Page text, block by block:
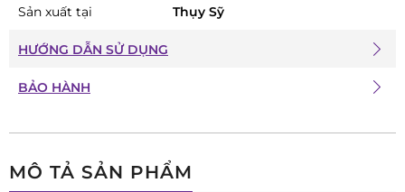
MÔ TẢ SẢN PHẨM
Sản xuất tại Thụy Sỹ
HƯỚNG DẪN SỬ DỤNG
BẢO HÀNH